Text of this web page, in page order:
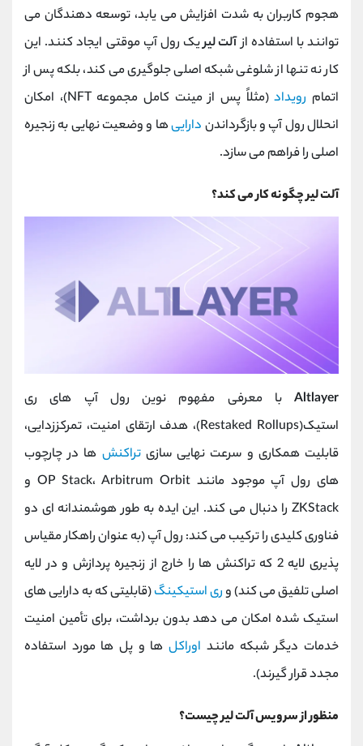
هجوم کاربران به شدت افزایش می ‌یابد، توسعه‌ دهندگان می
‌توانند با استفاده ازآلت ‌لیریک رول ‌آپ موقتی ایجاد کنند. این
کار نه تنها از شلوغی شبکه اصلی جلوگیری می‌ کند، بلکه پس از
اتمام رویداد
(مثلاً پس از مینت کامل مجموعه NFT)، امکان
انحلال رول ‌آپ و بازگرداندن دارایی‌ها و وضعیت نهایی به زنجیره
اصلی را فراهم می‌ سازد.
آلت لیر چگونه کار می کند؟
Altlayer با معرفی مفهوم نوین رول ‌آپ‌ های ری
‌استیک(Restaked Rollups)، هدف ارتقای امنیت، تمرکززدایی،
قابلیت همکاری و سرعت نهایی ‌سازیتراکنش ‌ها در چارچوب
‌های رول ‌آپ موجود مانند OP Stack، Arbitrum Orbit و
ZKStack را دنبال می ‌کند. این ایده به ‌طور هوشمندانه ‌ای دو
فناوری کلیدی را ترکیب می‌ کند: رول ‌آپ (به عنوان راهکار مقیاس‌
پذیری لایه 2 که تراکنش‌ ها را خارج از زنجیره پردازش و در لایه
اصلی تلفیق می کند) وری استیکینگ(قابلیتی که به دارایی ‌های
استیک ‌شده امکان می ‌دهد بدون برداشت، برای تأمین امنیت
خدمات دیگر شبکه مانند اوراکل‌ها و پل‌ ها مورد استفاده
مجدد قرار گیرند).
منظور از سرویس آلت لیر چیست؟